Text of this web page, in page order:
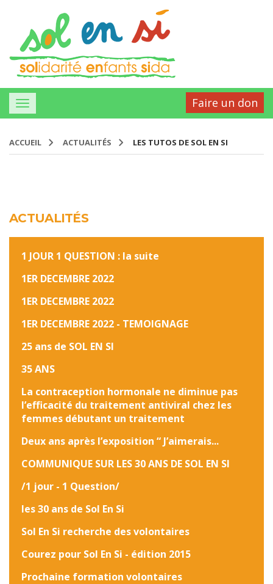
Faire un don
ACCUEIL ACTUALITÉS LES TUTOS DE SOL EN SI
ACTUALITÉS
1 JOUR 1 QUESTION : la suite
1ER DECEMBRE 2022
1ER DECEMBRE 2022
1ER DECEMBRE 2022 - TEMOIGNAGE
25 ans de SOL EN SI
35 ANS
La contraception hormonale ne diminue pas
l’efficacité du traitement antiviral chez les
femmes débutant un traitement
Deux ans après l’exposition “ J’aimerais...
COMMUNIQUE SUR LES 30 ANS DE SOL EN SI
/1 jour - 1 Question/
les 30 ans de Sol En Si
Sol En Si recherche des volontaires
Courez pour Sol En Si - édition 2015
Prochaine formation volontaires